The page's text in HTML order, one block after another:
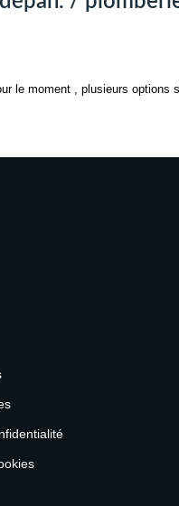
le moment , plusieurs options